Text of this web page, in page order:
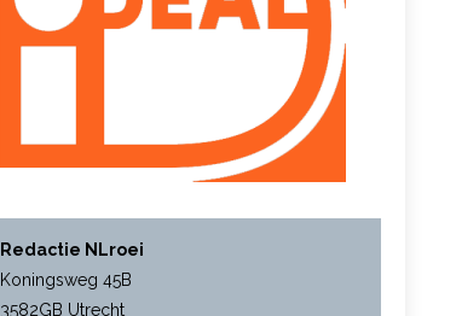
Redactie NLroei
Koningsweg 45B
3582GB Utrecht